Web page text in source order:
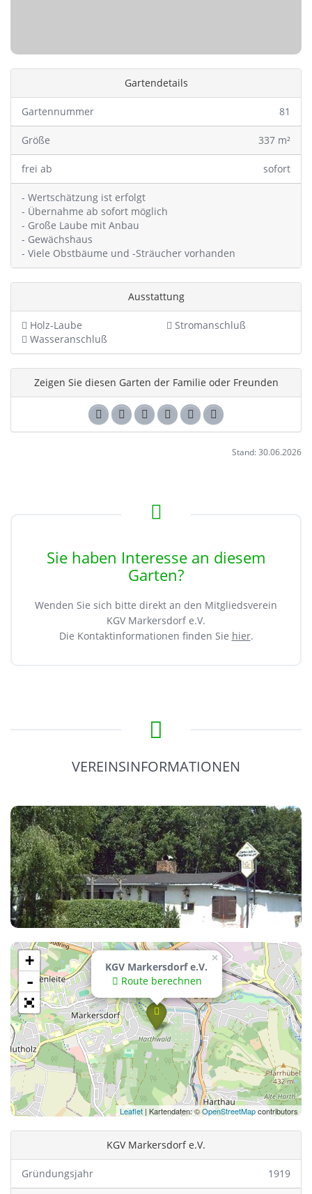
Gartendetails
Gartennummer 81
Größe 337 m²
frei ab sofort
- Wertschätzung ist erfolgt
- Übernahme ab sofort möglich
- Große Laube mit Anbau
- Gewächshaus
- Viele Obstbäume und -Sträucher vorhanden
Ausstattung
Holz-Laube
Stromanschluß
Wasseranschluß
Zeigen Sie diesen Garten der Familie oder Freunden
Stand: 30.06.2026
Sie haben Interesse an diesem
Garten?
Wenden Sie sich bitte direkt an den Mitgliedsverein
KGV Markersdorf e.V.
Die Kontaktinformationen finden Sie hier.
VEREINSINFORMATIONEN
×
KGV Markersdorf e.V.
Route berechnen
+
-
Leaflet | Kartendaten: ©OpenStreetMapcontributors
KGV Markersdorf e.V.
Gründungsjahr 1919